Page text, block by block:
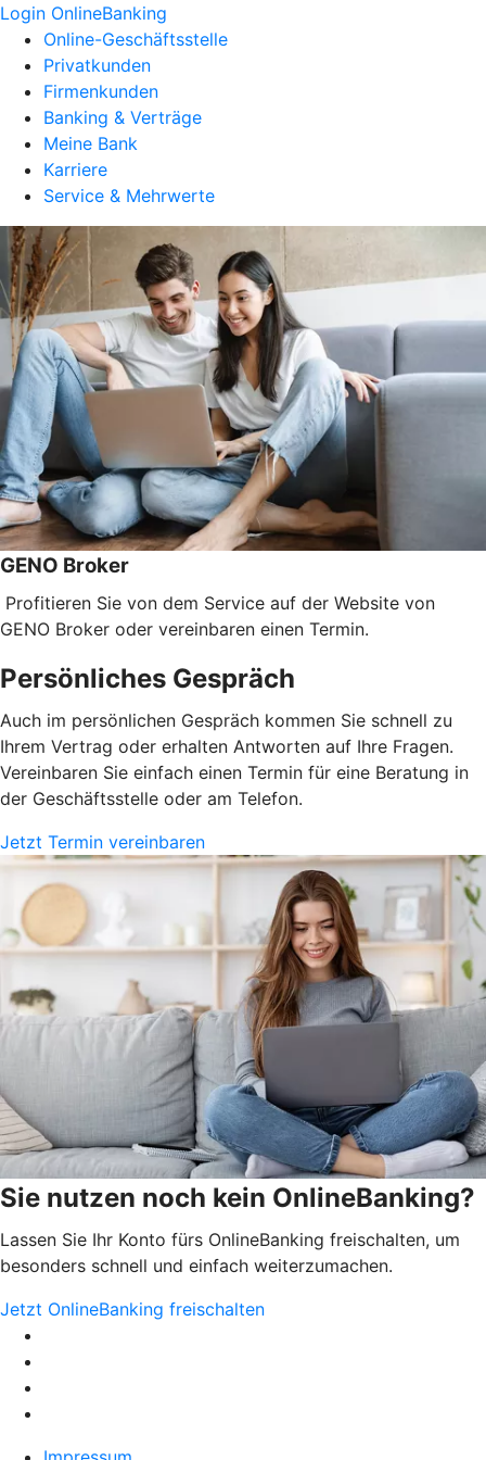
Login OnlineBanking
Online-Geschäftsstelle
Privatkunden
Firmenkunden
Banking & Verträge
Meine Bank
Karriere
Service & Mehrwerte
GENO Broker
Profitieren Sie von dem Service auf der Website von
GENO Broker oder vereinbaren einen Termin.
Persönliches Gespräch
Auch im persönlichen Gespräch kommen Sie schnell zu
Ihrem Vertrag oder erhalten Antworten auf Ihre Fragen.
Vereinbaren Sie einfach einen Termin für eine Beratung in
der Geschäftsstelle oder am Telefon.
Jetzt Termin vereinbaren
Sie nutzen noch kein OnlineBanking?
Lassen Sie Ihr Konto fürs OnlineBanking freischalten, um
besonders schnell und einfach weiterzumachen.
Jetzt OnlineBanking freischalten